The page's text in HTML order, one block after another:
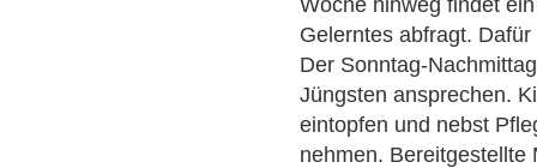
Gelerntes abfragt.
Der Sonntag-
Jüngsten ansprechen.
eintopfen und nebst
nehmen. Bereitgestellte